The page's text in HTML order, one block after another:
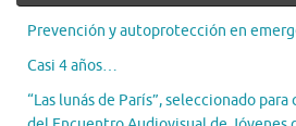
Prevención y autoprotección en
Casi 4 años…
“Las lunás de París”, seleccionado